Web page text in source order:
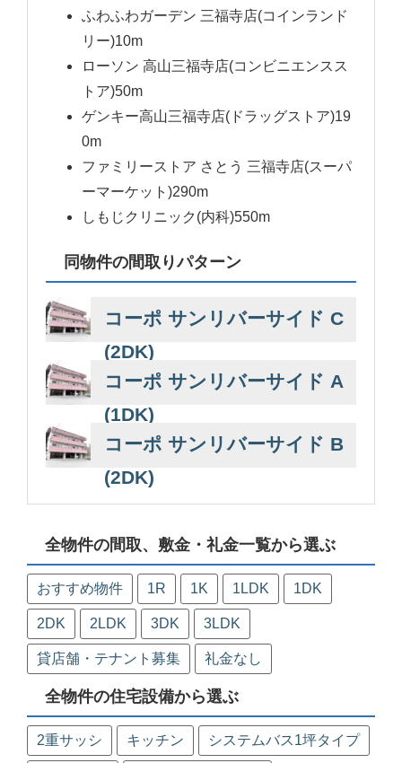
ふわふわガーデン 三福寺店(コインランド
リー)10m
ローソン 高山三福寺店(コンビニエンスス
トア)50m
ゲンキー高山三福寺店(ドラッグストア)19
0m
ファミリーストア さとう 三福寺店(スーパ
ーマーケット)290m
しもじクリニック(内科)550m
同物件の間取りパターン
コーポ サンリバーサイド C
(2DK)
コーポ サンリバーサイド A
(1DK)
コーポ サンリバーサイド B
(2DK)
全物件の間取、敷金・礼金一覧から選ぶ
おすすめ物件 1R 1K 1LDK 1DK
2DK 2LDK 3DK 3LDK
貸店舗・テナント募集 礼金なし
全物件の住宅設備から選ぶ
2重サッシ キッチン システムバス1坪タイプ